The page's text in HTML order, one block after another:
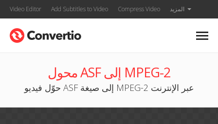
Video Editor Add Subtitles to Video Compress Video المزيد
محول ASF إلى MPEG-2
حوّل فيديو ASF إلى صيغة MPEG-2 عبر الإنترنت